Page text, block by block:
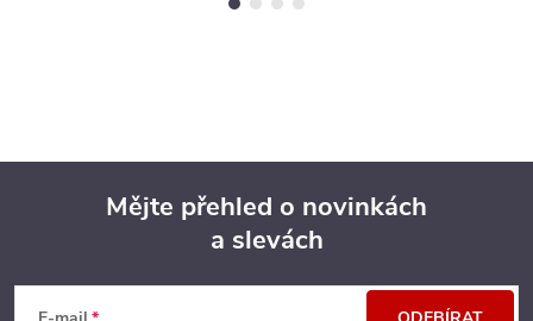
Mějte přehled o novinkách
a slevách